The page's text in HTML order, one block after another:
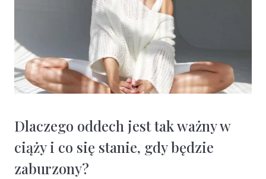
Dlaczego oddech jest tak ważny w
ciąży i co się stanie, gdy będzie
zaburzony?